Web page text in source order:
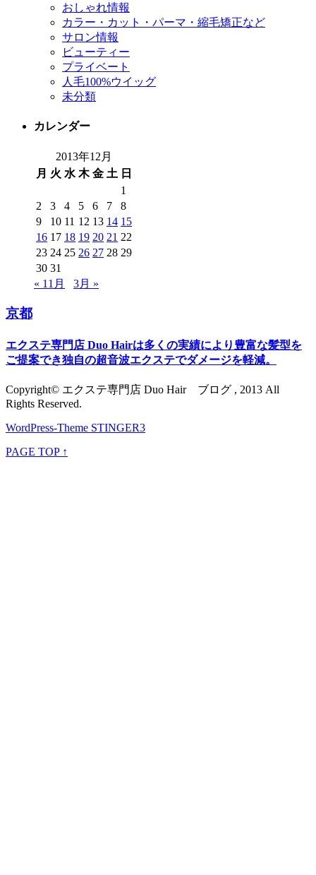
おしゃれ情報
カラー・カット・パーマ・縮毛矯正など
サロン情報
ビューティー
プライベート
人毛100%ウイッグ
未分類
カレンダー
2013年12月
月 火 水 木 金 土 日
1
2
3 4 5 6 7
8
9
10 11 12 13 14 15
16 17 18 19 20 21 22
23 24 25 26 27 28 29
30 31
« 11月
3月 »
京都
エクステ専門店 Duo Hairは多くの実績により豊富な髪型を
ご提案でき独自の超音波エクステでダメージを軽減。
Copyright© エクステ専門店 Duo Hair ブログ , 2013 All
Rights Reserved.
WordPress-Theme STINGER3
PAGE TOP ↑